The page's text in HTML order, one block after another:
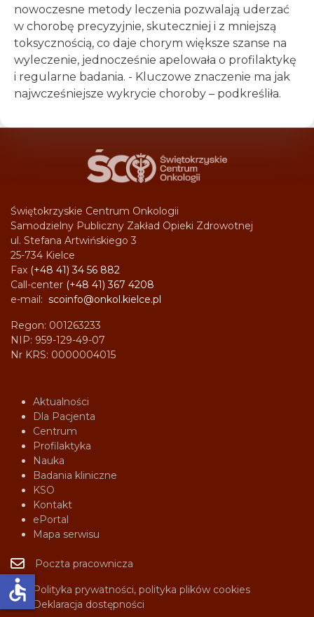
nowoczesne metody leczenia pozwalają uderzać
w chorobę precyzyjnie, skuteczniej i z mniejszą
toksycznością, co daje chorym większe szanse na
wyleczenie, jednocześnie apelowała o profilaktykę
i regularne badania. - Kluczowe znaczenie ma jak
najwcześniejsze wykrycie choroby – podkreśliła.
Świętokrzyskie Centrum Onkologii
Samodzielny Publiczny Zakład Opieki Zdrowotnej
ul. Stefana Artwińskiego 3
25-734 Kielce
Fax (+48 41) 34 56 882
Call-center (+48 41) 367 4208
e-mail: scoinfo@onkol.kielce.pl
Regon: 001263233
NIP: 959-129-49-07
Nr KRS: 0000004015
Aktualności
Dla Pacjenta
Centrum
Profilaktyka
Nauka
Badania kliniczne
KSO
Kontakt
ePortal
Mapa serwisu
Poczta pracownicza
Polityka prywatności, polityka plików cookies
Deklaracja dostępności
accessible